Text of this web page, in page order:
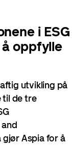
i ESG
oppfylle
utvikling på
til de tre
gjør Aspia for å